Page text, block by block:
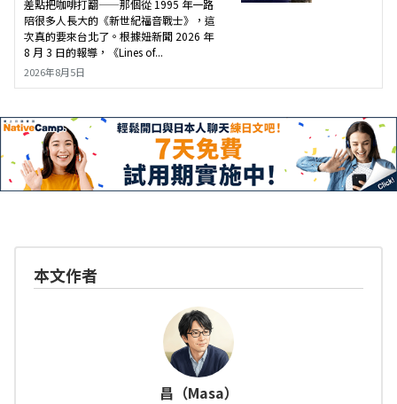
差點把咖啡打翻——那個從 1995 年一路
陪很多人長大的《新世紀福音戰士》，這
次真的要來台北了。根據妞新聞 2026 年
8 月 3 日的報導，《Lines of...
2026年8月5日
本文作者
昌（Masa）